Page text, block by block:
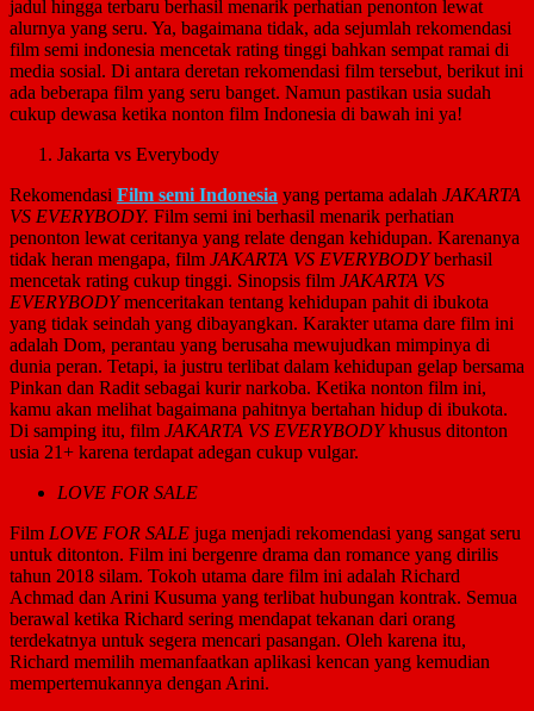
jadul hingga terbaru berhasil menarik perhatian penonton lewat
alurnya yang seru. Ya, bagaimana tidak, ada sejumlah rekomendasi
film semi indonesia mencetak rating tinggi bahkan sempat ramai di
media sosial. Di antara deretan rekomendasi film tersebut, berikut ini
ada beberapa film yang seru banget. Namun pastikan usia sudah
cukup dewasa ketika nonton film Indonesia di bawah ini ya!
Jakarta vs Everybody
Rekomendasi Film semi Indonesia yang pertama adalah JAKARTA
VS EVERYBODY. Film semi ini berhasil menarik perhatian
penonton lewat ceritanya yang relate dengan kehidupan. Karenanya
tidak heran mengapa, film JAKARTA VS EVERYBODYberhasil
mencetak rating cukup tinggi. Sinopsis film JAKARTA VS
EVERYBODYmenceritakan tentang kehidupan pahit di ibukota
yang tidak seindah yang dibayangkan. Karakter utama dare film ini
adalah Dom, perantau yang berusaha mewujudkan mimpinya di
dunia peran. Tetapi, ia justru terlibat dalam kehidupan gelap bersama
Pinkan dan Radit sebagai kurir narkoba. Ketika nonton film ini,
kamu akan melihat bagaimana pahitnya bertahan hidup di ibukota.
Di samping itu, film JAKARTA VS EVERYBODYkhusus ditonton
usia 21+ karena terdapat adegan cukup vulgar.
LOVE FOR SALE
Film LOVE FOR SALE juga menjadi rekomendasi yang sangat seru
untuk ditonton. Film ini bergenre drama dan romance yang dirilis
tahun 2018 silam. Tokoh utama dare film ini adalah Richard
Achmad dan Arini Kusuma yang terlibat hubungan kontrak. Semua
berawal ketika Richard sering mendapat tekanan dari orang
terdekatnya untuk segera mencari pasangan. Oleh karena itu,
Richard memilih memanfaatkan aplikasi kencan yang kemudian
mempertemukannya dengan Arini.